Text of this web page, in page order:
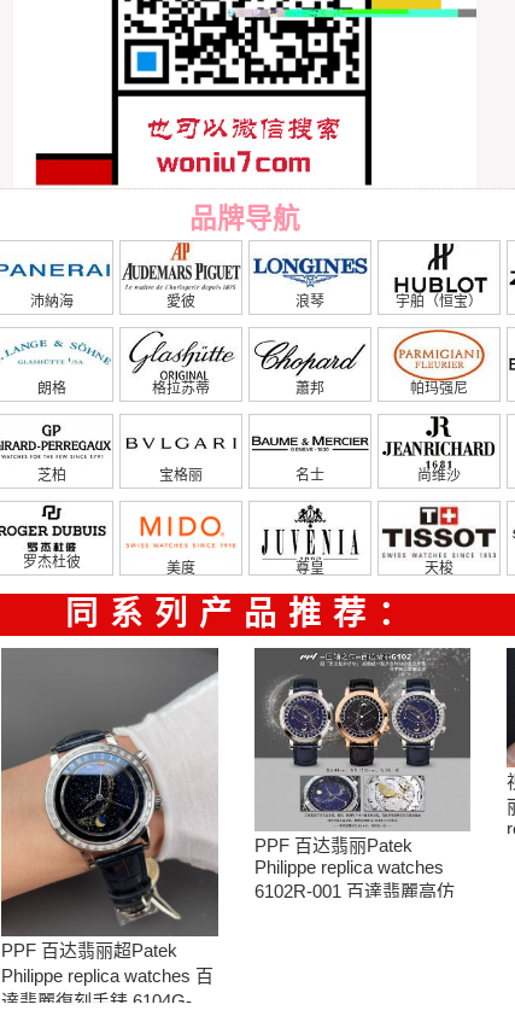
品牌导航
沛納海 愛彼 浪琴 宇舶（恒宝）
朗格 格拉苏蒂 蕭邦 帕玛强尼
芝柏 宝格丽 名士 尚维沙
罗杰杜彼 美度 尊皇 天梭
同系列产品推荐：
PPF 百达翡丽超Patek
Philippe replica watches 百
達翡麗復刻手錶 6104G-
PPF 百达翡丽Patek
Philippe replica watches
6102R-001 百達翡麗高仿